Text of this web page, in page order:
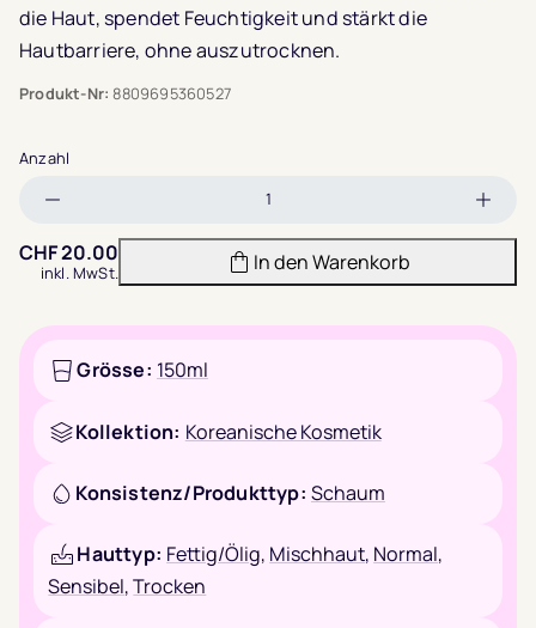
die Haut, spendet Feuchtigkeit und stärkt die
Hautbarriere, ohne auszutrocknen.
Produkt-Nr: 8809695360527
Anzahl
verringern
CHF20.00
inkl. MwSt. In den Warenkorb
Grösse: 150ml
Kollektion: Koreanische Kosmetik
Konsistenz/Produkttyp: Schaum
Hauttyp: Fettig/Ölig, Mischhaut, Normal,
Sensibel,Trocken